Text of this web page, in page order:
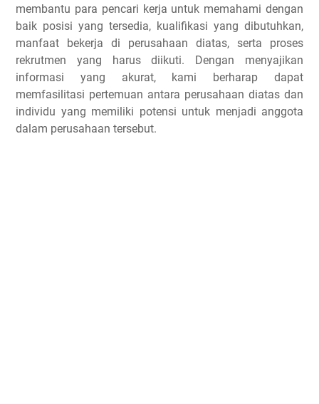
membantu para pencari kerja untuk memahami dengan
baik posisi yang tersedia, kualifikasi yang dibutuhkan,
manfaat bekerja di perusahaan diatas, serta proses
rekrutmen yang harus diikuti. Dengan menyajikan
informasi yang akurat, kami berharap dapat
memfasilitasi pertemuan antara perusahaan diatas dan
individu yang memiliki potensi untuk menjadi anggota
dalam perusahaan tersebut.